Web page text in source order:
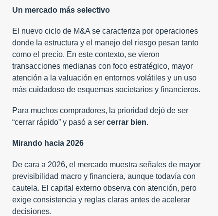
Un mercado más selectivo
El nuevo ciclo de M&A se caracteriza por operaciones
donde la estructura y el manejo del riesgo pesan tanto
como el precio. En este contexto, se vieron
transacciones medianas con foco estratégico, mayor
atención a la valuación en entornos volátiles y un uso
más cuidadoso de esquemas societarios y financieros.
Para muchos compradores, la prioridad dejó de ser
“cerrar rápido” y pasó a ser cerrar bien.
Mirando hacia 2026
De cara a 2026, el mercado muestra señales de mayor
previsibilidad macro y financiera, aunque todavía con
cautela. El capital externo observa con atención, pero
exige consistencia y reglas claras antes de acelerar
decisiones.